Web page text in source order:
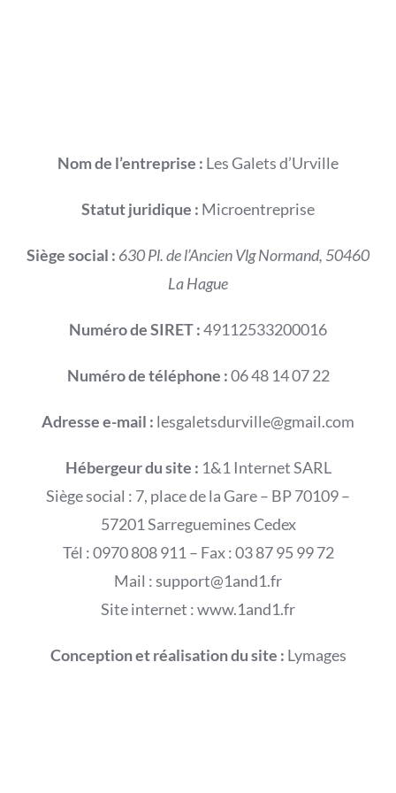
Nom de l’entreprise : Les Galets d’Urville
Statut juridique : Microentreprise
Siège social : 630 Pl. de l’Ancien Vlg Normand, 50460
La Hague
Numéro de SIRET :49112533200016
Numéro de téléphone :06 48 14 07 22
Adresse e-mail : lesgaletsdurville@gmail.com
Hébergeur du site : 1&1 Internet SARL
Siège social : 7, place de la Gare – BP 70109 –
57201 Sarreguemines Cedex
Tél : 0970 808 911 – Fax : 03 87 95 99 72
Mail : support@1and1.fr
Site internet : www.1and1.fr
Conception et réalisation du site : Lymages